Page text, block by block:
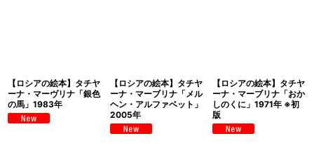
【ロシアの絵本】タチヤ
ーナ・マーヴリナ「銀色
の馬」1983年
【ロシアの絵本】タチヤ
ーナ・マーブリナ「メル
ヘン・アルファベット」
2005年
【ロシアの絵本】タチヤ
ーナ・マーブリナ「おか
しのくに」1971年 ※初
版